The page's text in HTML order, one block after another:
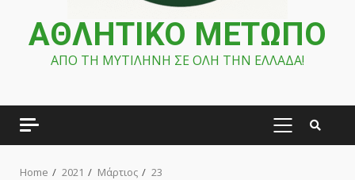
ΑΘΛΗΤΙΚΟ ΜΕΤΩΠΟ
ΑΠΟ ΤΗ ΜΥΤΙΛΗΝΗ ΣΕ ΟΛΗ ΤΗΝ ΕΛΛΑΔΑ!
PRIMARY
Home 2021 Μάρτιος 23